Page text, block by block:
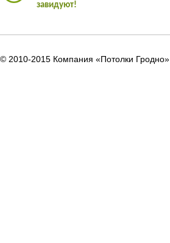
завидуют!
© 2010-2015 Компания «Потолки Гродно»